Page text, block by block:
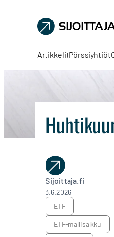
Sijoittaja.fi
Tee
sijoituspäätöksiä
ArtikkelitPörssiyhtiöt
Sijoittaja.fi
3.6.2026
ETF
ETF-mallisalkku